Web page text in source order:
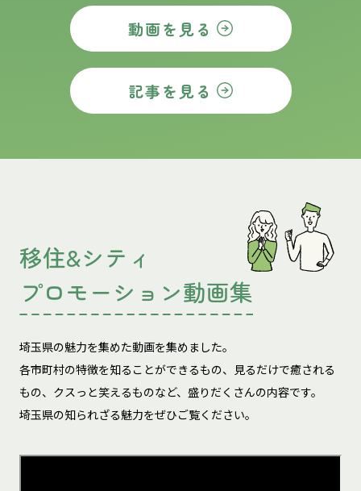
動画を見る
記事を見る
移住&シティ
プロモーション動画集
埼玉県の魅力を集めた動画を集めました。
各市町村の特徴を知ることができるもの、見るだけで癒される
もの、 クスっと笑えるものなど、盛りだくさんの内容です。
埼玉県の知られざる魅力をぜひご覧ください。